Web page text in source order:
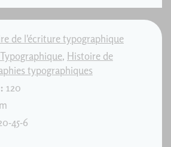
de l'écriture typographique
, Histoire de
typographiques
120
45-6